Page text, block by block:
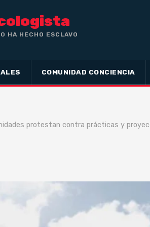
HA HECHO ESCLAVO
COMUNIDAD CONCIENCIA
protestan contra prácticas y